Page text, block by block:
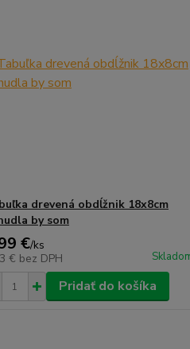
drevená obdĺžnik 18x8cm
by som
€/ks
€ bez DPH
Pridať do košíka